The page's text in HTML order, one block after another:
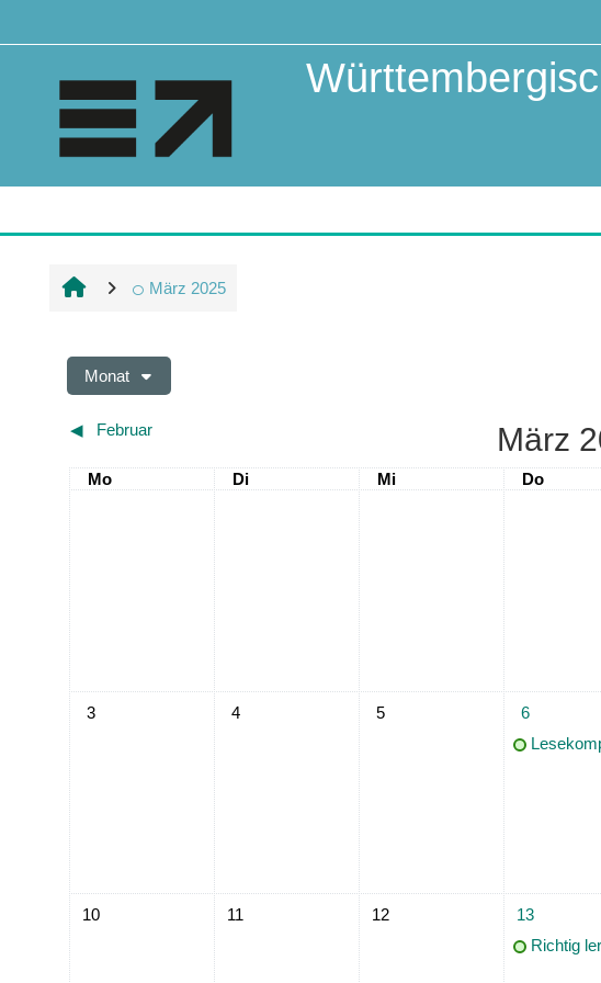
März 2025
Monat
◀︎ Februar März
Montag
Mo Dienstag
Di Mittwoch
Mi Donnerstag
Do
Keine Termine, Montag, 3. März
3 Keine Termine, Dienstag, 4. März
4 Keine Termine, Mittwoch, 5. März
5 1 Termin,
6
Lesekompetenz
Keine Termine, Montag, 10. März
10 Keine Termine, Dienstag, 11. März
11 Keine Termine, Mittwoch, 12. März
12 1 Termin,
13
Richtig lernen: Wie geht das